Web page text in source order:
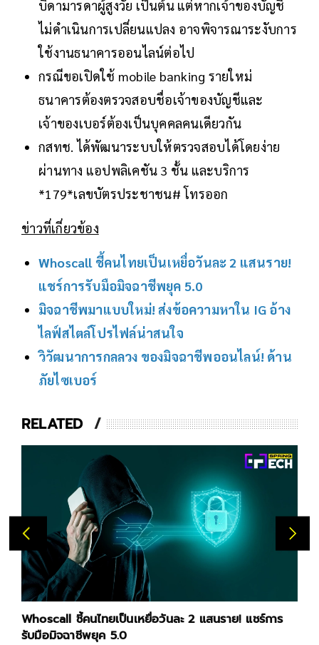
บิดามารดาผู้สูงวัย เป็นต้น แต่หากเจ้าของบัญชี
ไม่ดำเนินการเปลี่ยนแปลง อาจพิจารณาระงับการ
ใช้งานธนาคารออนไลน์ต่อไป
กรณีขอเปิดใช้ mobile banking รายใหม่
ธนาคารต้องตรวจสอบชื่อเจ้าของบัญชีและ
เจ้าของเบอร์ต้องเป็นบุคคลคนเดียวกัน
กสทช. ได้พัฒนาระบบให้ตรวจสอบได้โดยง่าย
ผ่านทาง แอปพลิเคชัน 3 ชั้น และบริการ
*179*เลขบัตรประชาชน# โทรออก
ข่าวที่เกี่ยวข้อง
Whoscall ชี้คนไทยเป็นเหยื่อวันละ 2 แสนราย!
แชร์การรับมือมิจฉาชีพยุค 5.0
มิจฉาชีพมาแบบใหม่! ส่งข้อความหาใน IG อ้าง
ไลฟ์สไตล์โปรไฟล์น่าสนใจ
วิวัฒนาการกลลวง ของมิจฉาชีพออนไลน์! ด้าน
ภัยไซเบอร์
RELATED
Whoscall ชี้คนไทยเป็นเหยื่อวันละ 2 แสนราย! แชร์การ
รับมือมิจฉาชีพยุค 5.0